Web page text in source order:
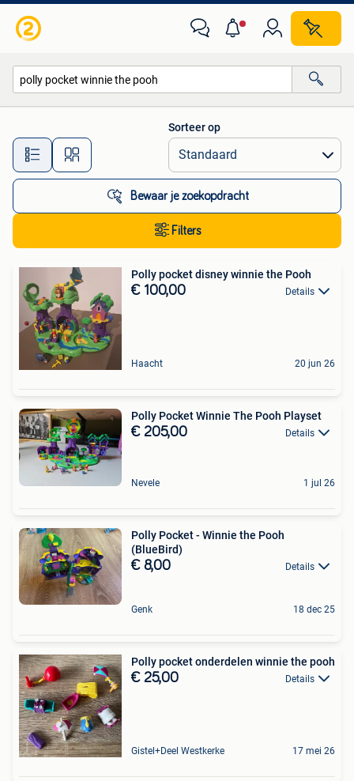
Alle afstanden…
Sorteer op
Bewaar je zoekopdracht
Filters
Polly pocket disney winnie the Pooh
€ 100,00 Details
Haacht 20 jun 26
Polly Pocket Winnie The Pooh Playset
€ 205,00 Details
Nevele 1 jul 26
Polly Pocket - Winnie the Pooh
(BlueBird)
€ 8,00 Details
Genk 18 dec 25
Polly pocket onderdelen winnie the pooh
€ 25,00 Details
Gistel+Deel Westkerke 17 mei 26